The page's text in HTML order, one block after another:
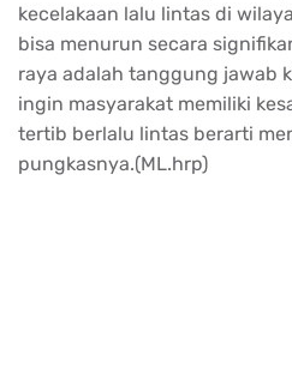
kecelakaan lalu lintas di
bisa menurun secara
raya adalah tanggung jawab
ingin masyarakat memiliki
tertib berlalu lintas berarti
pungkasnya.(ML.hrp)